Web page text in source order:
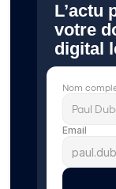
L’actu
votre
digital
Nom
Email